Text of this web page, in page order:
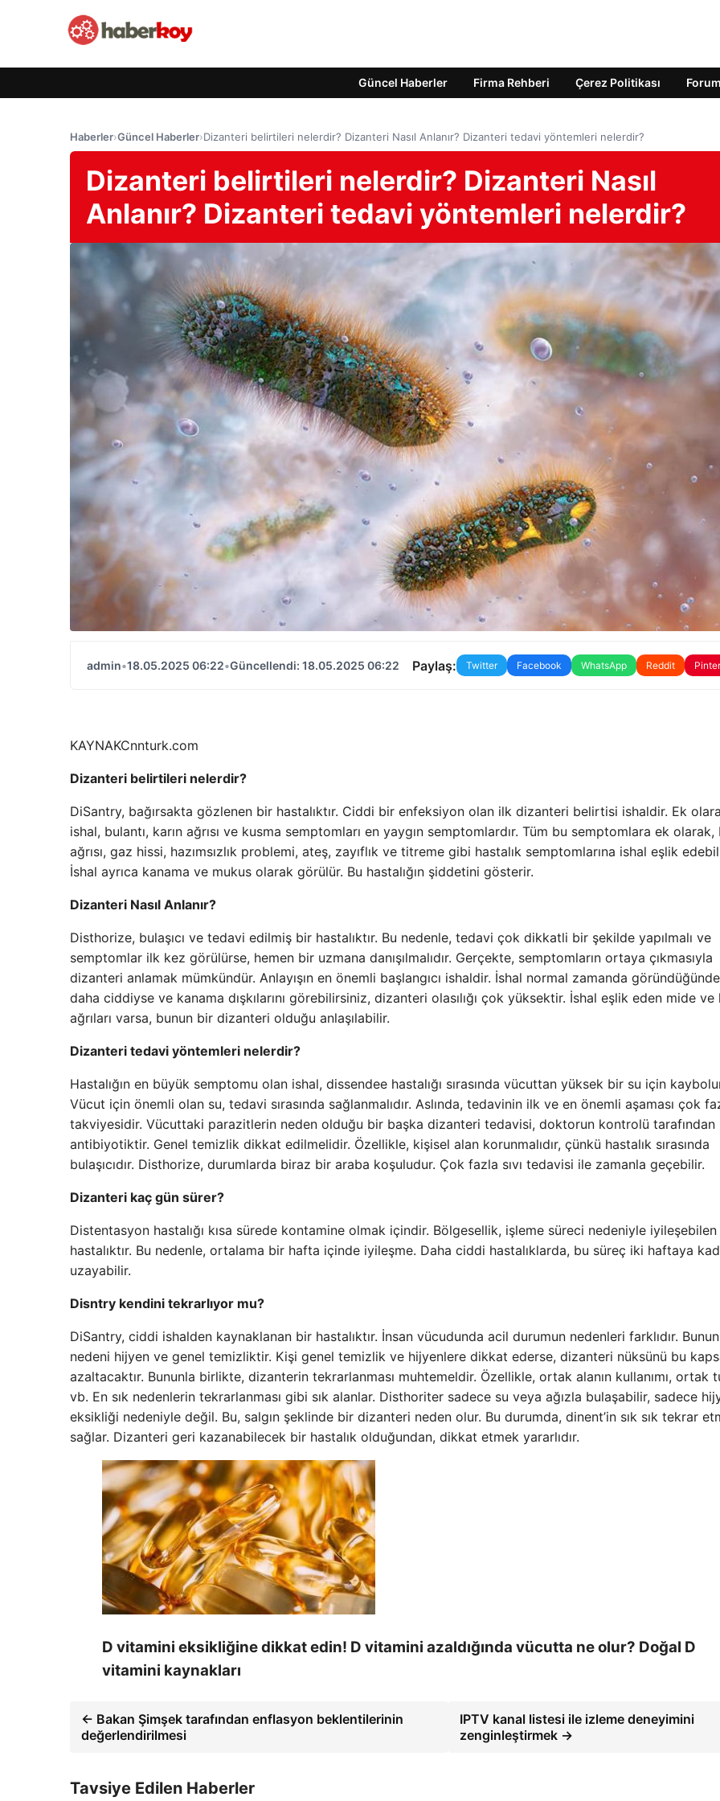
Güncel Haberler Firma Rehberi Çerez Politikası Forum
Haberler›Güncel Haberler›Dizanteri belirtileri nelerdir? Dizanteri Nasıl Anlanır? Dizanteri tedavi yöntemleri nelerdir?
Dizanteri belirtileri nelerdir? Dizanteri Nasıl
Anlanır? Dizanteri tedavi yöntemleri nelerdir?
admin•18.05.2025 06:22•Güncellendi: 18.05.2025 06:22 Paylaş: Twitter Facebook WhatsApp Reddit
KAYNAKCnnturk.com
Dizanteri belirtileri nelerdir?
DiSantry, bağırsakta gözlenen bir hastalıktır. Ciddi bir enfeksiyon olan ilk dizanteri belirtisi ishaldir. Ek
ishal, bulantı, karın ağrısı ve kusma semptomları en yaygın semptomlardır. Tüm bu semptomlara ek olarak,
ağrısı, gaz hissi, hazımsızlık problemi, ateş, zayıflık ve titreme gibi hastalık semptomlarına ishal eşlik
İshal ayrıca kanama ve mukus olarak görülür. Bu hastalığın şiddetini gösterir.
Dizanteri Nasıl Anlanır?
Disthorize, bulaşıcı ve tedavi edilmiş bir hastalıktır. Bu nedenle, tedavi çok dikkatli bir şekilde yapılmalı ve
semptomlar ilk kez görülürse, hemen bir uzmana danışılmalıdır. Gerçekte, semptomların ortaya çıkmasıyla
dizanteri anlamak mümkündür. Anlayışın en önemli başlangıcı ishaldir. İshal normal zamanda
daha ciddiyse ve kanama dışkılarını görebilirsiniz, dizanteri olasılığı çok yüksektir. İshal eşlik eden mide ve
ağrıları varsa, bunun bir dizanteri olduğu anlaşılabilir.
Dizanteri tedavi yöntemleri nelerdir?
Hastalığın en büyük semptomu olan ishal, dissendee hastalığı sırasında vücuttan yüksek bir su için
Vücut için önemli olan su, tedavi sırasında sağlanmalıdır. Aslında, tedavinin ilk ve en önemli aşaması çok
takviyesidir. Vücuttaki parazitlerin neden olduğu bir başka dizanteri tedavisi, doktorun kontrolü tarafından
antibiyotiktir. Genel temizlik dikkat edilmelidir. Özellikle, kişisel alan korunmalıdır, çünkü hastalık sırasında
bulaşıcıdır. Disthorize, durumlarda biraz bir araba koşuludur. Çok fazla sıvı tedavisi ile zamanla geçebilir.
Dizanteri kaç gün sürer?
Distentasyon hastalığı kısa sürede kontamine olmak içindir. Bölgesellik, işleme süreci nedeniyle
hastalıktır. Bu nedenle, ortalama bir hafta içinde iyileşme. Daha ciddi hastalıklarda, bu süreç iki haftaya
uzayabilir.
Disntry kendini tekrarlıyor mu?
DiSantry, ciddi ishalden kaynaklanan bir hastalıktır. İnsan vücudunda acil durumun nedenleri farklıdır.
nedeni hijyen ve genel temizliktir. Kişi genel temizlik ve hijyenlere dikkat ederse, dizanteri nüksünü bu
azaltacaktır. Bununla birlikte, dizanterin tekrarlanması muhtemeldir. Özellikle, ortak alanın kullanımı, ortak
vb. En sık nedenlerin tekrarlanması gibi sık alanlar. Disthoriter sadece su veya ağızla bulaşabilir, sadece
eksikliği nedeniyle değil. Bu, salgın şeklinde bir dizanteri neden olur. Bu durumda, dinent’in sık sık tekrar
sağlar. Dizanteri geri kazanabilecek bir hastalık olduğundan, dikkat etmek yararlıdır.
D vitamini eksikliğine dikkat edin! D vitamini azaldığında vücutta ne olur? Doğal D
vitamini kaynakları
← Bakan Şimşek tarafından enflasyon beklentilerinin
değerlendirilmesi
IPTV kanal listesi ile izleme deneyimini
zenginleştirmek →
Tavsiye Edilen Haberler